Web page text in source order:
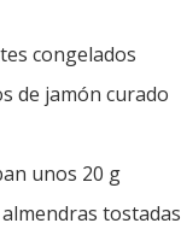
congelados
de jamón curado
unos 20 g
tostadas